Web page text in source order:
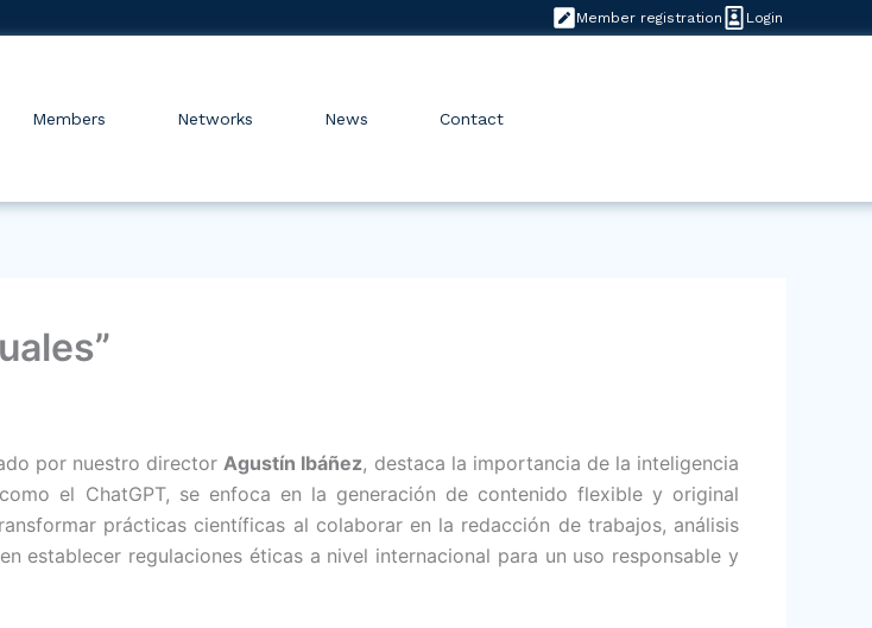
Login
Member registration
Members Networks News Contact
por nuestro directorAgustín Ibáñez, destaca la importancia de la inteligencia
el ChatGPT, se enfoca en la generación de contenido flexible y original
prácticas científicas al colaborar en la redacción de trabajos, análisis
establecer regulaciones éticas a nivel internacional para un uso responsable y